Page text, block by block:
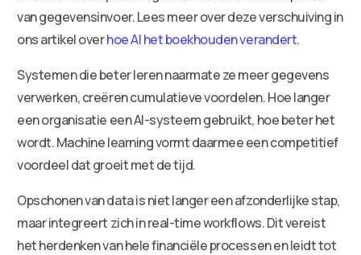
van gegevensinvoer. Lees meer over deze verschuiving in
ons artikel overhoe AI het boekhouden verandert.
Systemen die beter leren naarmate ze meer gegevens
verwerken, creëren cumulatieve voordelen. Hoe langer
een organisatie een AI-systeem gebruikt, hoe beter het
wordt. Machine learning vormt daarmee een competitief
voordeel dat groeit met de tijd.
Opschonen van data is niet langer een afzonderlijke stap,
maar integreert zich in real-time workflows. Dit vereist
het herdenken van hele financiële processen en leidt tot